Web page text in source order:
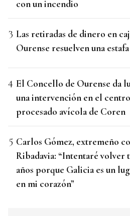
con un incendio
Las retiradas de dinero en
Ourense resuelven una
El Concello de Ourense da
una intervención en el
procesado avícola de Coren
Carlos Gómez, extremeño
Ribadavia: “Intentaré volver
años porque Galicia es un
en mi corazón”